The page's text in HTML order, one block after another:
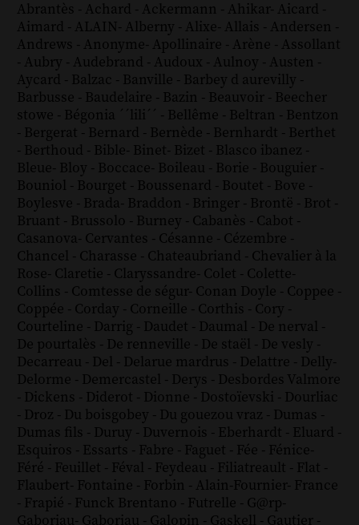
Abrantès - Achard - Ackermann - Ahikar- Aicard -
Aimard - ALAIN- Alberny - Alixe- Allais - Andersen -
Andrews - Anonyme- Apollinaire - Arène - Assollant
- Aubry - Audebrand - Audoux - Aulnoy - Austen -
Aycard - Balzac - Banville - Barbey d aurevilly -
Barbusse - Baudelaire - Bazin - Beauvoir - Beecher
stowe - Bégonia ´´lili´´ - Bellême - Beltran - Bentzon
- Bergerat - Bernard - Bernède - Bernhardt - Berthet
- Berthoud - Bible- Binet- Bizet - Blasco ibanez -
Bleue- Bloy - Boccace- Boileau - Borie - Bouguier -
Bouniol - Bourget - Boussenard - Boutet - Bove -
Boylesve - Brada- Braddon - Bringer - Brontë - Brot -
Bruant - Brussolo - Burney - Cabanès - Cabot -
Casanova- Cervantes - Césanne - Cézembre -
Chancel - Charasse - Chateaubriand - Chevalier à la
Rose- Claretie - Claryssandre- Colet - Colette-
Collins - Comtesse de ségur- Conan Doyle - Coppee -
Coppée - Corday - Corneille - Corthis - Cory -
Courteline - Darrig - Daudet - Daumal - De nerval -
De pourtalès - De renneville - De staël - De vesly -
Decarreau - Del - Delarue mardrus - Delattre - Delly-
Delorme - Demercastel - Derys - Desbordes Valmore
- Dickens - Diderot - Dionne - Dostoïevski - Dourliac
- Droz - Du boisgobey - Du gouezou vraz - Dumas -
Dumas fils - Duruy - Duvernois - Eberhardt - Eluard -
Esquiros - Essarts - Fabre - Faguet - Fée - Fénice-
Féré - Feuillet - Féval - Feydeau - Filiatreault - Flat -
Flaubert- Fontaine - Forbin - Alain-Fournier- France
- Frapié - Funck Brentano - Futrelle - G@rp-
Gaboriau- Gaboriau - Galopin - Gaskell - Gautier -